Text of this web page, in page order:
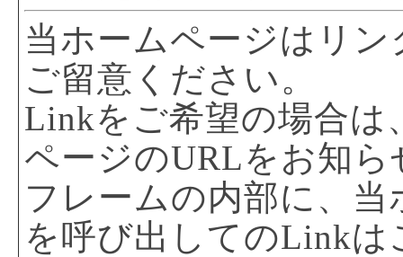
当ホームページはリ
ご留意ください。
Linkをご希望の場合は
ページのURLをお知
フレームの内部に、
を呼び出してのLinkは